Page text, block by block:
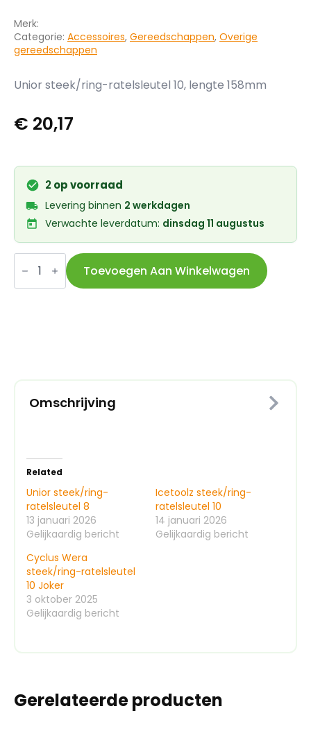
Merk:
Categorie: Accessoires, Gereedschappen, Overige
gereedschappen
Unior steek/ring-ratelsleutel 10, lengte 158mm
€ 20,17
2op voorraad
Levering binnen 2 werkdagen
Verwachte leverdatum: dinsdag 11 augustus
Unior
steek/ring-
ratelsleutel
10
Toevoegen Aan Winkelwagen
Omschrijving
Related
Unior steek/ring-
ratelsleutel 8
13 januari 2026
Gelijkaardig bericht
Icetoolz steek/ring-
ratelsleutel 10
14 januari 2026
Gelijkaardig bericht
Cyclus Wera
steek/ring-ratelsleutel
10 Joker
3 oktober 2025
Gelijkaardig bericht
Gerelateerde producten